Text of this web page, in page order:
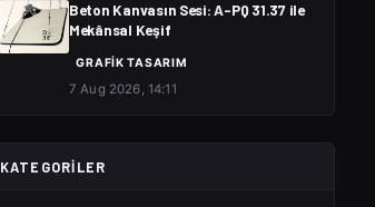
Beton Kanvasın Sesi: A-PQ 31.37 ile
Mekânsal Keşif
GRAFIK TASARIM
7 Aug 2026, 14:11
KATEGORILER